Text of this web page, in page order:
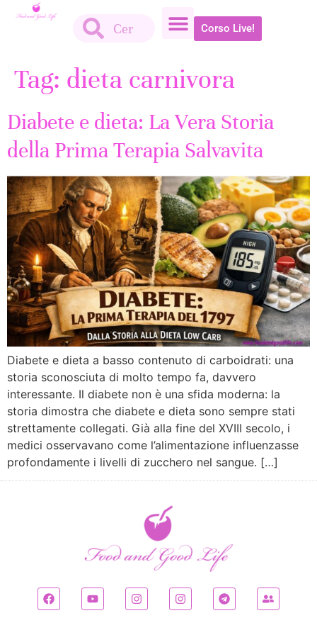
Corso Live!
Tag: dieta carnivora
Diabete e dieta: La Vera Storia
della Prima Terapia Salvavita
Diabete e dieta a basso contenuto di carboidrati: una
storia sconosciuta di molto tempo fa, davvero
interessante. Il diabete non è una sfida moderna: la
storia dimostra che diabete e dieta sono sempre stati
strettamente collegati. Già alla fine del XVIII secolo, i
medici osservavano come l’alimentazione influenzasse
profondamente i livelli di zucchero nel sangue. […]